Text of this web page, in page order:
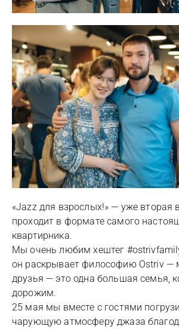
«Jazz для взрослых!» — уже вторая
проходит в формате самого
квартирника.
Мы очень любим хештег
он раскрывает философию Ostriv
друзья — это одна большая семья,
дорожим.
25 мая мы вместе с гостями
чарующую атмосферу джаза